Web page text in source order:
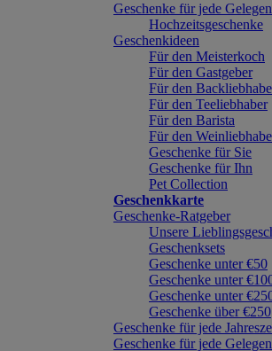
Geschenke für jede
Hochzeitsgeschenke
Geschenkideen
Für den Meisterkoch
Für den Gastgeber
Für den
Für den Teeliebhaber
Für den Barista
Für den
Geschenke für Sie
Geschenke für Ihn
Pet Collection
Geschenkkarte
Geschenke-Ratgeber
Unsere
Geschenksets
Geschenke unter €50
Geschenke unter
Geschenke unter
Geschenke über €250
Geschenke für jede
Geschenke für jede